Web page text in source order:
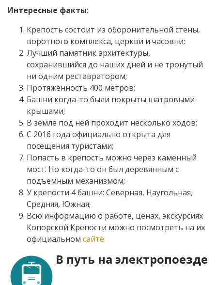
Интересные факты:
Крепость состоит из оборонительной стены,
воротного комплекса, церкви и часовни;
Лучший памятник архитектуры,
сохранившийся до наших дней и не тронутый
ни одним реставратором;
Протяжённость 400 метров;
Башни когда-то были покрыты шатровыми
крышами;
В земле под ней проходит несколько ходов;
С 2016 года официально открыта для
посещения туристами;
Попасть в крепость можно через каменный
мост. Но когда-то он был деревянным с
подъёмным механизмом;
У крепости 4 башни: Северная, Наугольная,
Средняя, Южная;
Всю информацию о работе, ценах, экскурсиях
Копорской Крепости можно посмотреть на их
официальном сайте
В путь на электропоезде